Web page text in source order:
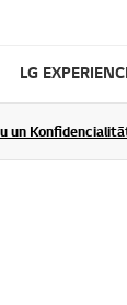
LG
un